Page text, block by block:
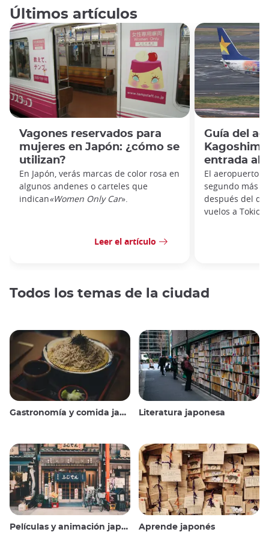
Últimos artículos
Vagones reservados para
mujeres en Japón: ¿cómo se
utilizan?
En Japón, verás marcas de color rosa en
algunos andenes o carteles que
indican«Women Only Car».
Leer el artículo
Guía del
entrada al
El aeropuerto
segundo más
después del de
vuelos a Tokio,
Todos los temas de la ciudad
Gastronomía y comida japonesas Literatura japonesa
Películas y animación japonesas Aprende japonés